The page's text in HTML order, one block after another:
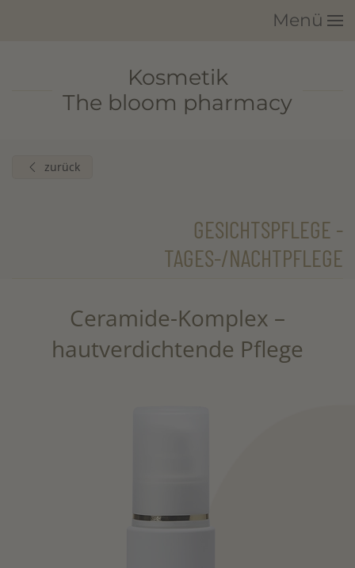
Menü
Kosmetik
The bloom pharmacy
zurück
GESICHTSPFLEGE -
TAGES-/NACHTPFLEGE
Ceramide-Komplex –
hautverdichtende Pflege